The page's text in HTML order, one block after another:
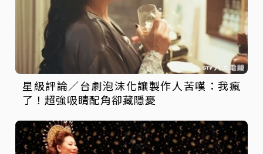
星級評論／台劇泡沫化讓製作人苦嘆：我瘋
了！超強吸睛配角卻藏隱憂